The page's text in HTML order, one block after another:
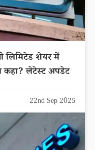
लिमिटेड शेयर में
कहा? लेटेस्ट अपडेट